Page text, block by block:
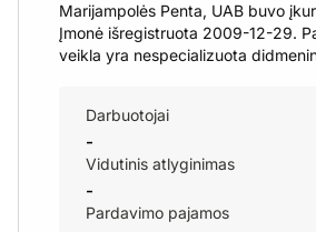
Marijampolės Penta, UAB buvo
Įmonė išregistruota 2009-12-29.
veikla yra nespecializuota
Darbuotojai
-
Vidutinis atlyginimas
-
Pardavimo pajamos